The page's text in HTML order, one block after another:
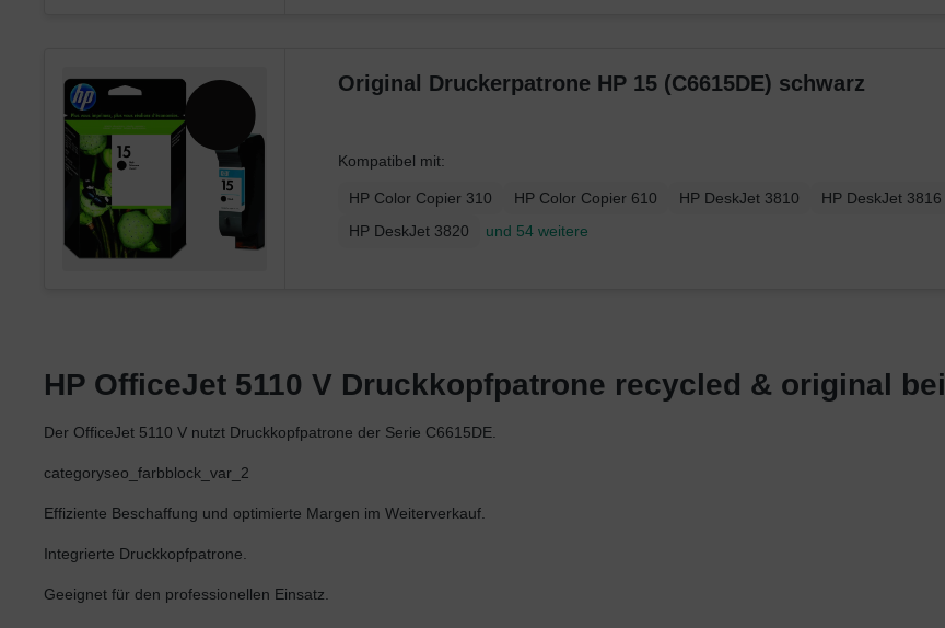
Original Druckerpatrone HP 15 (C6615DE) schwarz
Kompatibel mit:
HP Color Copier 310 HP Color Copier 610 HP DeskJet 3810
HP DeskJet 3816
HP DeskJet 3820
und 54 weitere
HP OfficeJet 5110 V Druckkopfpatrone recycled & original
Der OfficeJet 5110 V nutzt Druckkopfpatrone der Serie C6615DE.
categoryseo_farbblock_var_2
Effiziente Beschaffung und optimierte Margen im Weiterverkauf.
Integrierte Druckkopfpatrone.
Geeignet für den professionellen Einsatz.